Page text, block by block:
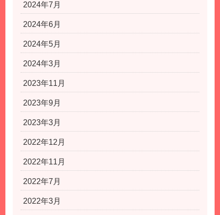
2024年7月
2024年6月
2024年5月
2024年3月
2023年11月
2023年9月
2023年3月
2022年12月
2022年11月
2022年7月
2022年3月